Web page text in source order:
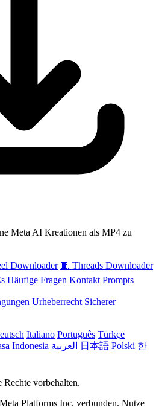
Meta AI Kreationen als MP4 zu
Downloader 🧵 Threads Downloader
Häufige Fragen Kontakt Prompts
Urheberrecht Sicherer
Italiano Português Türkçe
Indonesia العربية 日本語 Polski 한
vorbehalten.
Platforms Inc. verbunden. Nutze